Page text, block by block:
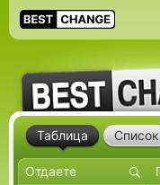
Таблица Список